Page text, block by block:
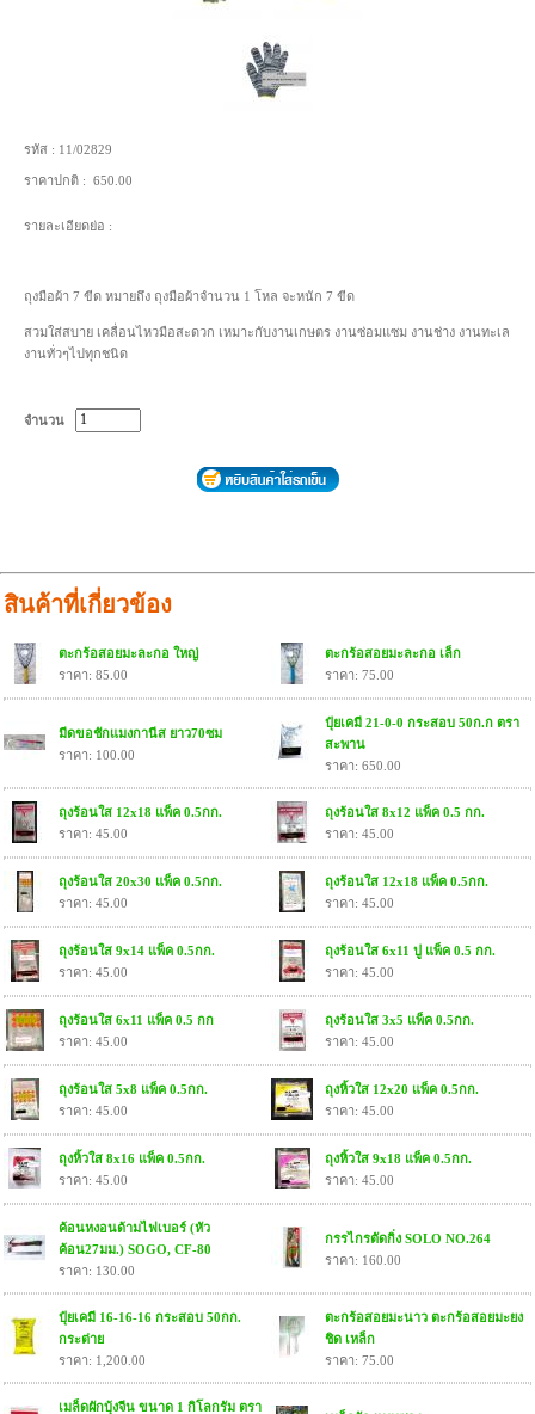
รหัส : 11/02829
ราคาปกติ : 650.00
รายละเอียดย่อ :
ถุงมือผ้า 7 ขีด หมายถึง ถุงมือผ้าจำนวน 1 โหล จะหนัก 7 ขีด
สวมใส่สบาย เคลื่อนไหวมือสะดวก เหมาะกับงานเกษตร งานซ่อมแซม งานช่าง งานทะเล
งานทั่วๆไปทุกชนิด
จำนวน
สินค้าที่เกี่ยวข้อง
ตะกร้อสอยมะละกอ ใหญ่
ราคา: 85.00
ตะกร้อสอยมะละกอ เล็ก
ราคา: 75.00
มีดขอชักแมงกานีส ยาว70ซม
ราคา: 100.00
ปุ๋ยเคมี 21-0-0 กระสอบ 50ก.ก ตรา
สะพาน
ราคา: 650.00
ถุงร้อนใส 12x18 แพ็ค 0.5กก.
ราคา: 45.00
ถุงร้อนใส 8x12 แพ็ค 0.5 กก.
ราคา: 45.00
ถุงร้อนใส 20x30 แพ็ค 0.5กก.
ราคา: 45.00
ถุงร้อนใส 12x18 แพ็ค 0.5กก.
ราคา: 45.00
ถุงร้อนใส 9x14 แพ็ค 0.5กก.
ราคา: 45.00
ถุงร้อนใส 6x11 ปู แพ็ค 0.5 กก.
ราคา: 45.00
ถุงร้อนใส 6x11 แพ็ค 0.5 กก
ราคา: 45.00
ถุงร้อนใส 3x5 แพ็ค 0.5กก.
ราคา: 45.00
ถุงร้อนใส 5x8 แพ็ค 0.5กก.
ราคา: 45.00
ถุงหิ้วใส 12x20 แพ็ค 0.5กก.
ราคา: 45.00
ถุงหิ้วใส 8x16 แพ็ค 0.5กก.
ราคา: 45.00
ถุงหิ้วใส 9x18 แพ็ค 0.5กก.
ราคา: 45.00
ค้อนหงอนด้ามไฟเบอร์ (หัว
ค้อน27มม.) SOGO, CF-80
ราคา: 130.00
กรรไกรตัดกิ่ง SOLO NO.264
ราคา: 160.00
ปุ๋ยเคมี 16-16-16 กระสอบ 50กก.
กระต่าย
ราคา: 1,200.00
ตะกร้อสอยมะนาว ตะกร้อสอยมะยง
ชิด เหล็ก
ราคา: 75.00
เมล็ดผักบุ้งจีน ขนาด 1 กิโลกรัม ตรา